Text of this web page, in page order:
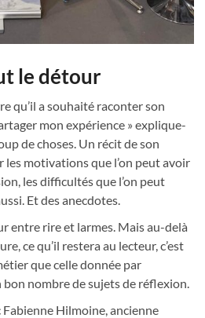
le détour
qu’il a souhaité raconter son
mon expérience » explique-
de choses. Un récit de son
les motivations que l’on peut avoir
les difficultés que l’on peut
Et des anecdotes.
entre rire et larmes. Mais au-delà
ce qu’il restera au lecteur, c’est
que celle donnée par
bon nombre de sujets de réflexion.
Hilmoine, ancienne